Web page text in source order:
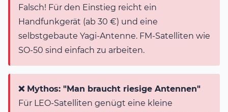
Falsch! Für den Einstieg reicht ein
Handfunkgerät (ab 30 €) und eine
selbstgebaute Yagi-Antenne. FM-Satelliten wie
SO-50 sind einfach zu arbeiten.
❌ Mythos: "Man braucht riesige Antennen"
Für LEO-Satelliten genügt eine kleine